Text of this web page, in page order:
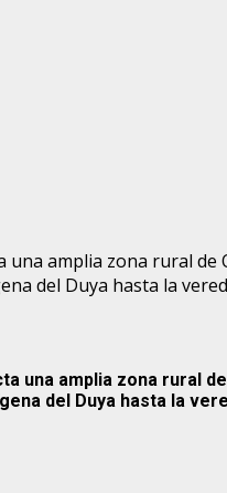
amplia zona rural
del Duya hasta la
una amplia zona rural
del Duya hasta la